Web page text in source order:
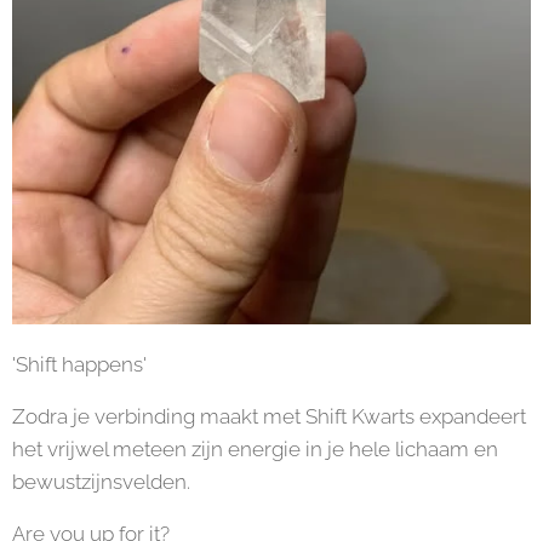
'Shift happens'
Zodra je verbinding maakt met Shift Kwarts expandeert
het vrijwel meteen zijn energie in je hele lichaam en
bewustzijnsvelden.
Are you up for it?